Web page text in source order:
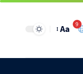
9
Aa